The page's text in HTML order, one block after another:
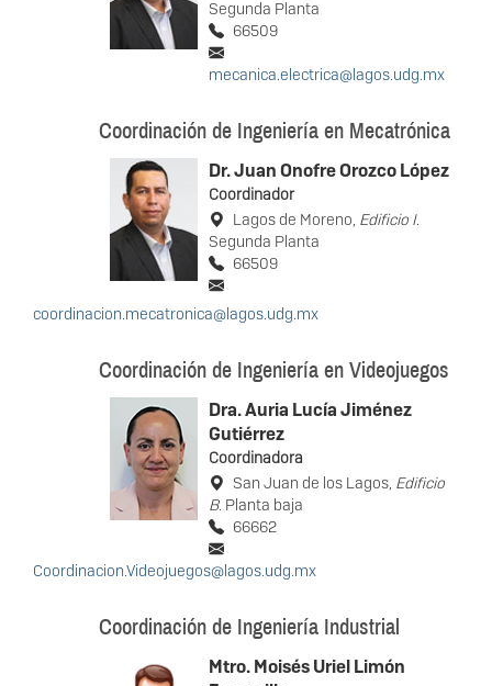
Segunda Planta
66509
mecanica.electrica@lagos.udg.mx
Coordinación de Ingeniería en Mecatrónica
Dr. Juan Onofre Orozco López
Coordinador
Lagos de Moreno, Edificio I.
Segunda Planta
66509
coordinacion.mecatronica@lagos.udg.mx
Coordinación de Ingeniería en Videojuegos
Dra. Auria Lucía Jiménez
Gutiérrez
Coordinadora
San Juan de los Lagos, Edificio
B. Planta baja
66662
Coordinacion.Videojuegos@lagos.udg.mx
Coordinación de Ingeniería Industrial
Mtro. Moisés Uriel Limón